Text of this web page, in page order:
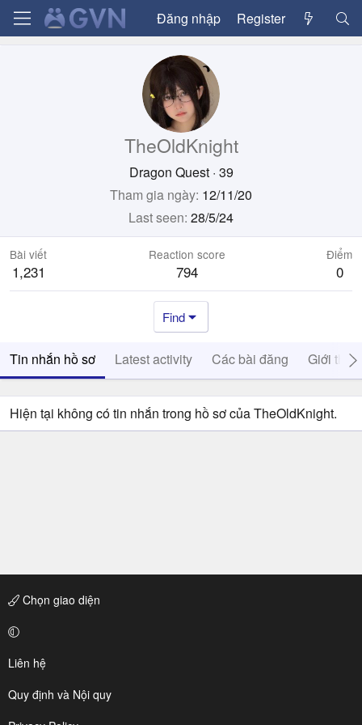
Đăng nhập Register
TheOldKnight
Dragon Quest · 39
Tham gia ngày 12/11/20
Last seen 28/5/24
Bài viết
1,231
Reaction score
794
Điểm
0
Find
Tin nhắn hồ sơ Latest activity Các bài đăng Giới thiệu
Hiện tại không có tin nhắn trong hồ sơ của TheOldKnight.
Chọn giao diện
Liên hệ
Quy định và Nội quy